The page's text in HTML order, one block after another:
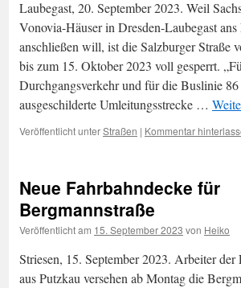
Laubegast, 20. September 2023. Weil
Vonovia-Häuser in Dresden-Laubegast
anschließen will, ist die Salzburger Straße
bis zum 15. Oktober 2023 voll gesperrt.
Durchgangsverkehr und für die Buslinie
ausgeschilderte Umleitungsstrecke …
Veröffentlicht unterStraßen | Kommentar
Neue Fahrbahndecke für
Bergmannstraße
Veröffentlicht am 15. September 2023 von Heiko
Striesen, 15. September 2023. Arbeiter
aus Putzkau versehen ab Montag die